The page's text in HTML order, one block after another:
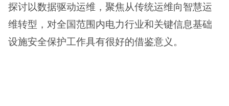
探讨以数据驱动运维，聚焦从传统运维向智慧运
维转型，对全国范围内电力行业和关键信息基础
设施安全保护工作具有很好的借鉴意义。